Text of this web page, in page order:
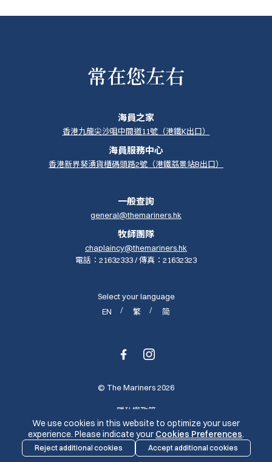
We use cookies in this website to optimize your user
experience. Please indicate your Cookies Preferences.
Reject additional cookies Accept additional cookies
常在您左右
海員之家
香港九龍尖沙咀中間道11號（港鐵K出口）
海員服務中心
香港新界葵湧貨櫃碼頭路2號（港鐵荔景站B出口）
一般查詢
general@themariners.hk
牧師團隊
chaplaincy@themariners.hk
電話：21632333 / 傳真：21632323
Select your language
EN
繁 简
https://www.facebook.com/
Instagram
© The Mariners 2026
隱私權政策